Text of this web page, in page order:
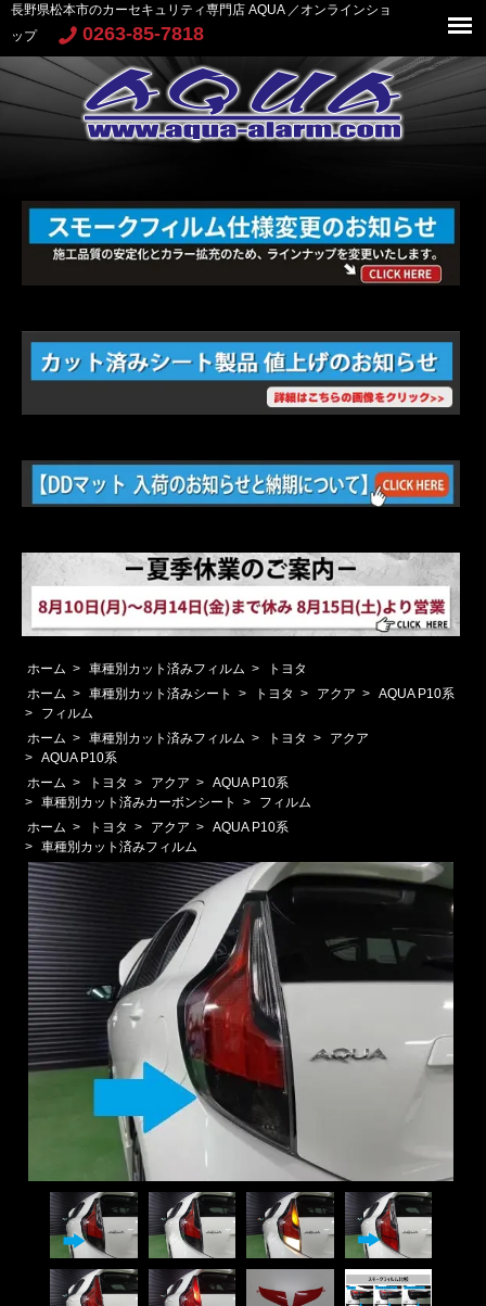
長野県松本市のカーセキュリティ専門店 AQUA ／オンラインショ
ップ
0263-85-7818
ホーム > 車種別カット済みフィルム >
トヨタ
ホーム > 車種別カット済みシート > トヨタ > アクア > AQUA P10系
>
フィルム
ホーム > 車種別カット済みフィルム > トヨタ >
アクア
> AQUA P10系
ホーム > トヨタ > アクア > AQUA P10系
> 車種別カット済みカーボンシート >
フィルム
ホーム > トヨタ > アクア > AQUA P10系
> 車種別カット済みフィルム